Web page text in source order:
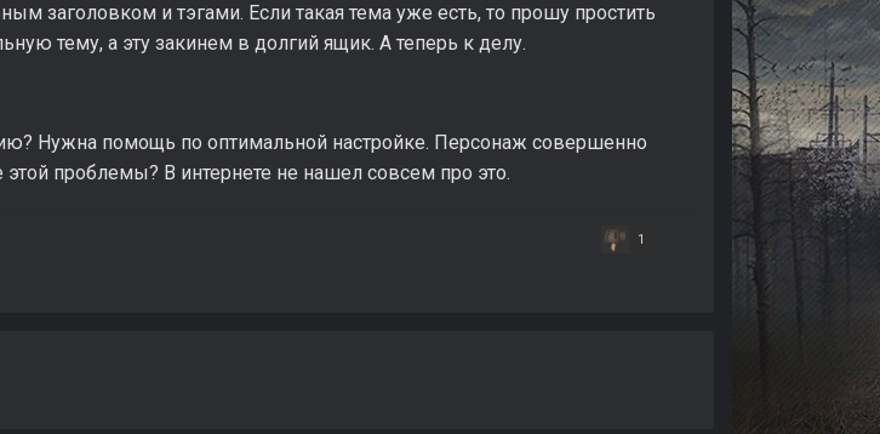
заголовком и тэгами. Если такая тема уже есть, то прошу простить
тему, а эту закинем в долгий ящик. А теперь к делу.
Нужна помощь по оптимальной настройке. Персонаж совершенно
проблемы? В интернете не нашел совсем про это.
1